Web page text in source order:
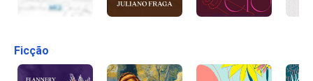
Ficção